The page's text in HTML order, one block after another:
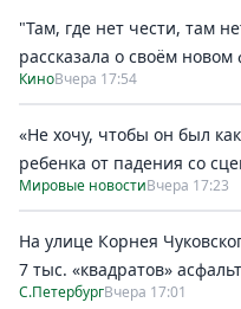
"Там, где нет чести, там
рассказала о своём
КиноВчера 17:54
«Не хочу, чтобы он был
ребенка от падения со
Мировые новостиВчера 17:23
На улице Корнея
7 тыс. «квадратов»
С.ПетербургВчера 17:01